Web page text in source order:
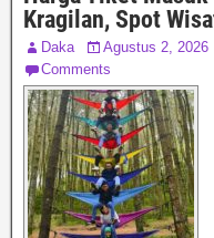
Kragilan, Spot
Daka Agustus 2, 2026
Comments